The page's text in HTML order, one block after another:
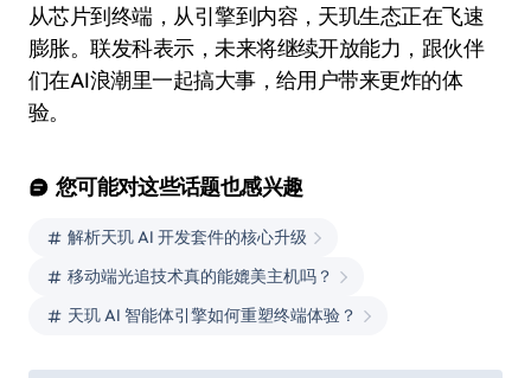
从芯片到终端，从引擎到内容，天玑生态正在飞速
膨胀。联发科表示，未来将继续开放能力，跟伙伴
们在AI浪潮里一起搞大事，给用户带来更炸的体
验。
您可能对这些话题也感兴趣
解析天玑 AI 开发套件的核心升级
移动端光追技术真的能媲美主机吗？
天玑 AI 智能体引擎如何重塑终端体验？